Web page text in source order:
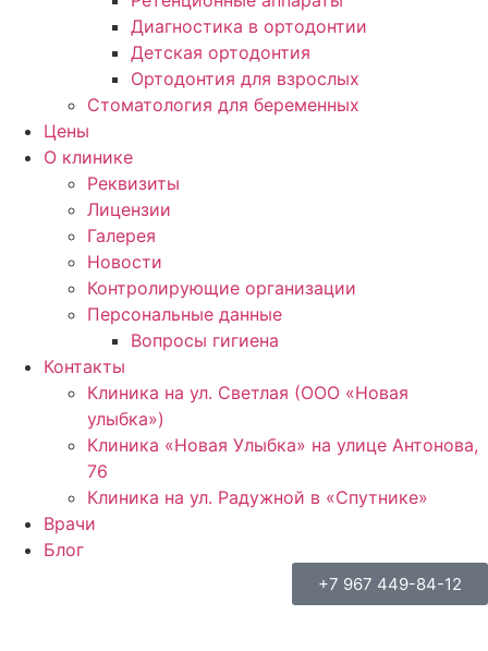
Диагностика в ортодонтии
Детская ортодонтия
Ортодонтия для взрослых
Стоматология для беременных
Цены
О клинике
Реквизиты
Лицензии
Галерея
Новости
Контролирующие организации
Персональные данные
Вопросы гигиена
Контакты
Клиника на ул. Светлая (ООО «Новая
улыбка»)
Клиника «Новая Улыбка» на улице Антонова,
76
Клиника на ул. Радужной в «Спутнике»
Врачи
Блог
+7 967 449-84-12